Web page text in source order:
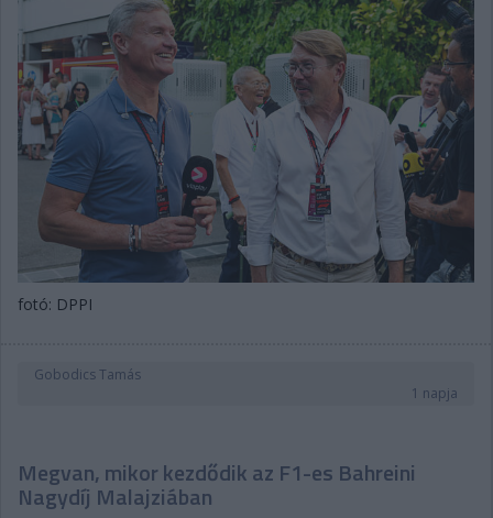
fotó: DPPI
Gobodics Tamás
1 napja
Megvan, mikor kezdődik az F1-es Bahreini
Nagydíj Malajziában